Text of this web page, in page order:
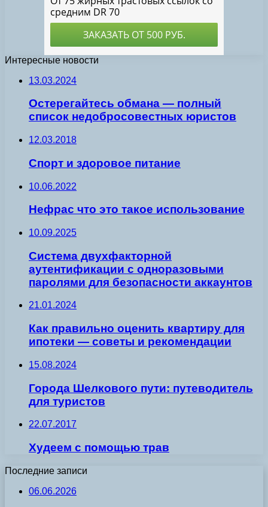
Интересные новости
13.03.2024
Остерегайтесь обмана — полный
список недобросовестных юристов
12.03.2018
Спорт и здоровое питание
10.06.2022
Нефрас что это такое использование
10.09.2025
Система двухфакторной
аутентификации с одноразовыми
паролями для безопасности аккаунтов
21.01.2024
Как правильно оценить квартиру для
ипотеки — советы и рекомендации
15.08.2024
Города Шелкового пути: путеводитель
для туристов
22.07.2017
Худеем с помощью трав
Последние записи
06.06.2026